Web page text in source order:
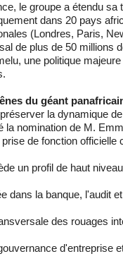
le groupe a étendu sa
dans 20 pays
(Londres, Paris,
de plus de 50 millions
une politique
du géant
la dynamique
la nomination de M.
de fonction officielle
un profil de haut
dans la banque, l'audit
des rouages
d'entreprise